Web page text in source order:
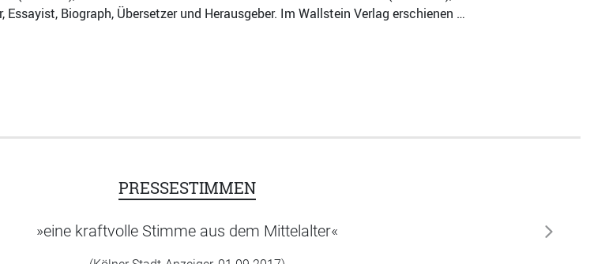
Essayist, Biograph, Übersetzer und Herausgeber. Im Wallstein Verlag erschienen …
PRESSESTIMMEN
»eine kraftvolle Stimme aus dem Mittelalter« weiter